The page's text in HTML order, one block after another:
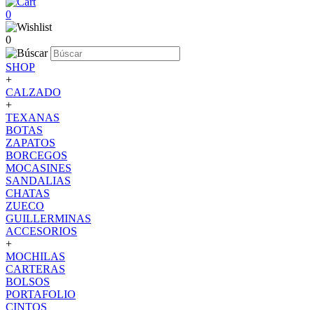
0
0
SHOP
+
CALZADO
+
TEXANAS
BOTAS
ZAPATOS
BORCEGOS
MOCASINES
SANDALIAS
CHATAS
ZUECO
GUILLERMINAS
ACCESORIOS
+
MOCHILAS
CARTERAS
BOLSOS
PORTAFOLIO
CINTOS